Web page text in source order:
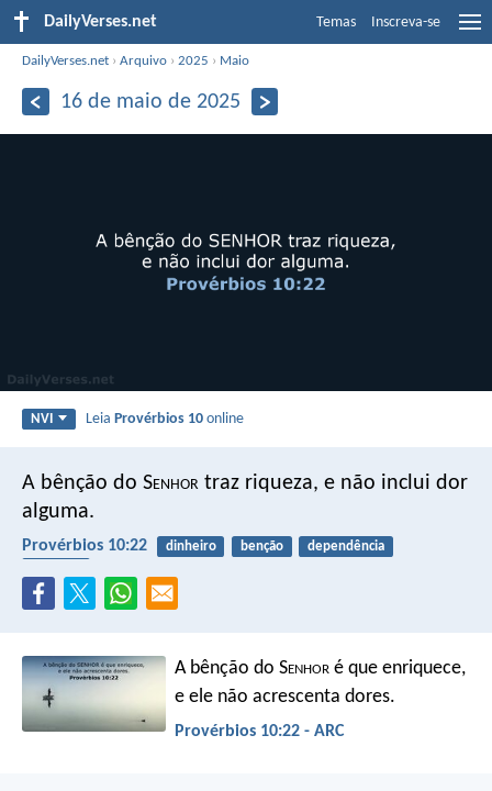
DailyVerses.net Temas Inscreva-se
DailyVerses.net ›Arquivo ›2025 › Maio
16 de maio de 2025
NVI LeiaProvérbios 10 online
A bênção do Senhor traz riqueza, e não inclui dor
alguma.
Provérbios 10:22 dinheiro benção
dependência
A bênção do Senhor é que enriquece,
e ele não acrescenta dores.
Provérbios 10:22 - ARC